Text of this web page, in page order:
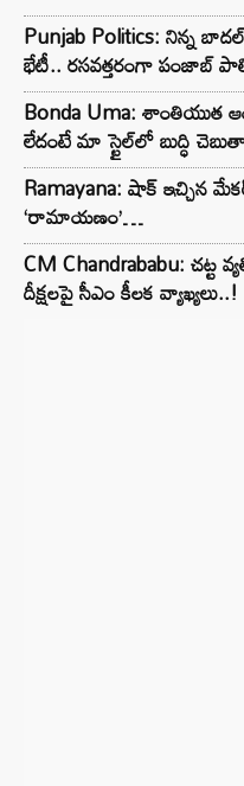
Punjab Politics: నిన్న
భేటీ.. రసవత్తరంగా పంజాబ్
Bonda Uma: శాంతియుత
లేదంటే మా స్టైల్‌లో బుద్ధి
Ramayana: షాక్ ఇచ్చిన
‘రామాయణం’…
CM Chandrababu: చట్ట
దీక్షలపై సీఎం కీలక వ్యాఖ్యలు..!